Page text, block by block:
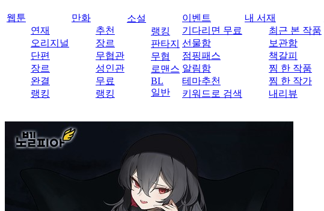
웹툰
연재
오리지널
단편
장르
완결
랭킹
만화
추천
장르
무협관
성인관
무료
랭킹
소설
랭킹
판타지
무협
로맨스
BL
일반
이벤트
기다리면 무료
선물함
점핑패스
알림함
테마추천
키워드로 검색
내 서재
최근 본 작품
보관함
책갈피
찜 한 작품
찜 한 작가
내리뷰